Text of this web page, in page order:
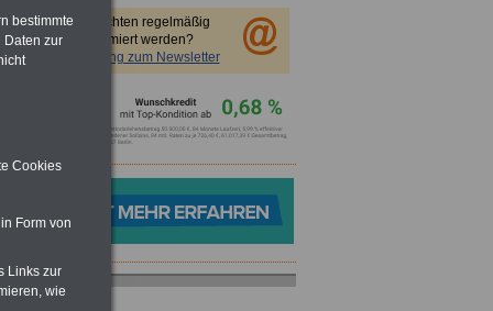
Sie möchten regelmäßig
informiert werden?
Anmeldung zum Newsletter
bestimmte
Daten zur
Cookies
Form von
Links zur
wie